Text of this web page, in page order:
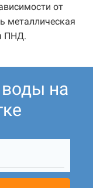
от
металлическая
ПНД.
воды на